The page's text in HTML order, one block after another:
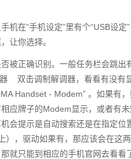
在“手机设定”里有个“USB设定
让你选择。
被正确识别。一般任务栏会跳出
双击调制解调器，看看有没
Handset - Modem” 。如果有
应牌子的Modem显示，或者有未
会提示是自动搜索还是在指定位
），驱动如果有，那应该会在这
就只能到相应的手机官网去看看